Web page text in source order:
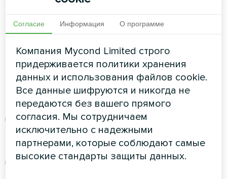
бассейнов
неприятными. Серия MBA-G
работает с уровнем шума 44-46 дБ(A) - тише,
чем при умеренном дожде.
Преимущества бесшумной
работы:
Двигатели вентиляторов постоянного тока
обеспечивают переменную скорость
вращения
Уровень шума позволяет нормально
Согласие Информация О программе
Компания Mycond Limited строго
придерживается политики хранения
данных и использования файлов cookie.
Все данные шифруются и никогда не
передаются без вашего прямого
согласия. Мы сотрудничаем
исключительно с надежными
партнерами, которые соблюдают самые
высокие стандарты защиты данных.